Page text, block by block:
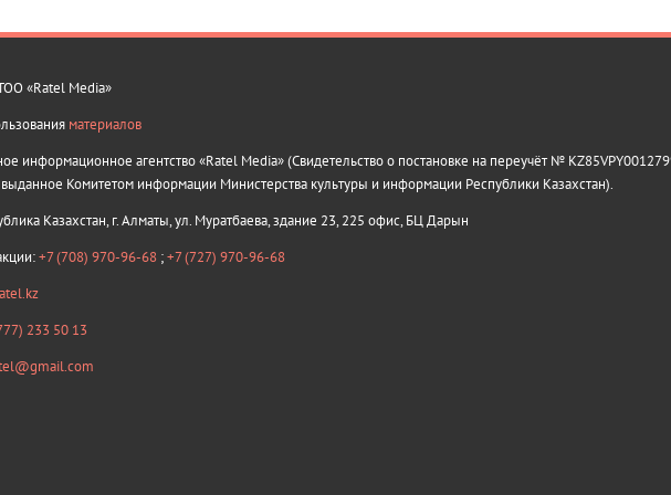
«Ratel Media»
материалов
информационное агентство «Ratel Media» (Свидетельство о постановке на переучёт №
Комитетом информации Министерства культуры и информации Республики Казахстан).
Казахстан, г. Алматы, ул. Муратбаева, здание 23, 225 офис, БЦ Дарын
+7 (708) 970-96-68 ;+7 (727) 970-96-68
233 50 13